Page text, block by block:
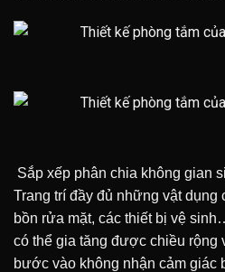
Sắp xếp phân chia không gian
Trang trí đầy đủ những vật dụng
bồn rửa mặt, các thiết bị vệ
có thể gia tăng được chiều rộng
bước vào không nhận cảm giác